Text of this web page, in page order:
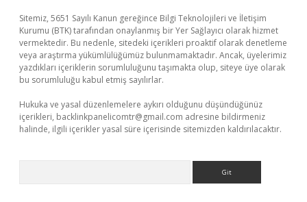
Sitemiz, 5651 Sayılı Kanun gereğince Bilgi Teknolojileri ve İletişim
Kurumu (BTK) tarafından onaylanmış bir Yer Sağlayıcı olarak hizmet
vermektedir. Bu nedenle, sitedeki içerikleri proaktif olarak denetleme
veya araştırma yükümlülüğümüz bulunmamaktadır. Ancak, üyelerimiz
yazdıkları içeriklerin sorumluluğunu taşımakta olup, siteye üye olarak
bu sorumluluğu kabul etmiş sayılırlar.
Hukuka ve yasal düzenlemelere aykırı olduğunu düşündüğünüz
içerikleri, backlinkpanelicomtr@gmail.com adresine bildirmeniz
halinde, ilgili içerikler yasal süre içerisinde sitemizden kaldırılacaktır.